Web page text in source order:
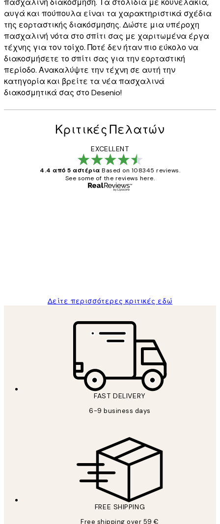
πασχαλινή διακόσμηση. Τα στολίδια με κουνελάκια,
αυγά και πούπουλα είναι τα χαρακτηριστικά σχέδια
της εορταστικής διακόσμησης. Δώστε μια υπέροχη
πασχαλινή νότα στο σπίτι σας με χαριτωμένα έργα
τέχνης για τον τοίχο. Ποτέ δεν ήταν πιο εύκολο να
διακοσμήσετε το σπίτι σας για την εορταστική
περίοδο. Ανακαλύψτε την τέχνη σε αυτή την
κατηγορία και βρείτε τα νέα πασχαλινά
διακοσμητικά σας στο Desenio!
Κριτικές Πελατών
EXCELLENT
4.4 από 5 αστέρια Based on 108345 reviews.
See some of the reviews here.
Δείτε περισσότερες κριτικές εδώ
FAST DELIVERY
6-9 business days
FREE SHIPPING
Free shipping over 59 €